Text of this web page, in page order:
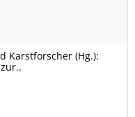
Karstforscher (Hg.):